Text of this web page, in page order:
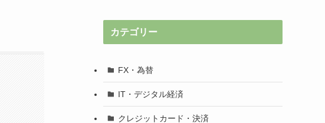
カテゴリー
FX・為替
IT・デジタル経済
クレジットカード・決済